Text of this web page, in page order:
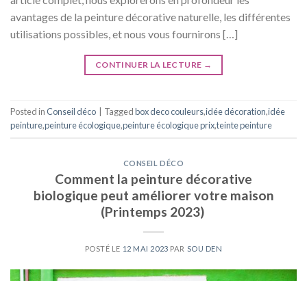
avantages de la peinture décorative naturelle, les différentes
utilisations possibles, et nous vous fournirons […]
CONTINUER LA LECTURE →
Posted inConseil déco Taggedbox deco couleurs,idée décoration,idée
peinture,peinture écologique,peinture écologique prix,teinte peinture
CONSEIL DÉCO
Comment la peinture décorative
biologique peut améliorer votre maison
(Printemps 2023)
POSTÉ LE 12 MAI 2023 PAR SOU DEN